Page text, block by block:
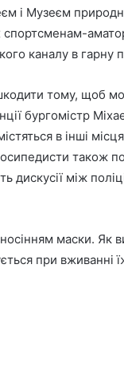
Музеєм
каналу в гарну
тому, щоб
бургомістр
в інші
також
дискусії між
маски. Як
при вживанні